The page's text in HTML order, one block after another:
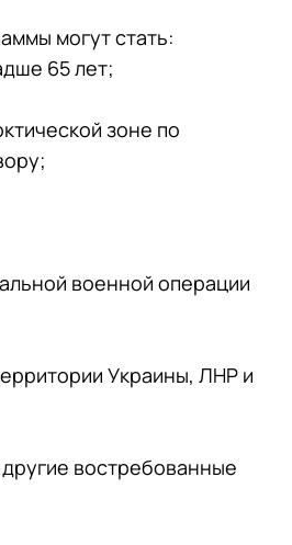
могут стать:
65 лет;
зоне по
военной операции
Украины, ЛНР и
востребованные